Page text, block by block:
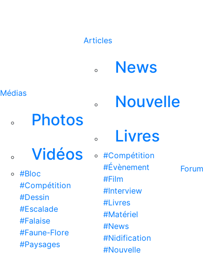
Médias
Photos
Vidéos
#Bloc
#Compétition
#Dessin
#Escalade
#Falaise
#Faune-Flore
#Paysages
Articles
News
Nouvelle
Livres
#Compétition
#Évènement
#Film
#Interview
#Livres
#Matériel
#News
#Nidification
#Nouvelle
Forum